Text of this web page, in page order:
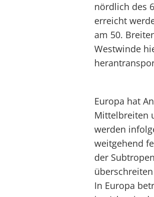
nördlich des
erreicht
am 50.
Westwinde
Europa hat
Mittelbreiten
werden
weitgehend
der
In Europa